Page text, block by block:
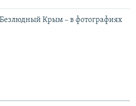
Безлюдный Крым – в фотографиях